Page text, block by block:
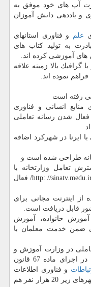
آپ های خود موفق به
و یاددهی دانش آموزان
علم
و فناوری استانهای
به تولید كتاب های
آموزشی كرده اند.
گرافیك بالا زمینه علاقه
نموده اند.
رفته است
انسانی و فناوری
شدن رسانه تعاملی
ایرنا در شهركرد اضافه
طراحی شده است و
تعامل وزارتخانه با
اولیای دانش آموزان، این رسانه به آدرس http: //sinatv.medu.ir/ فعال
از اینترنت مجانی برای
قابل دریافت است.
خانواده، آموزش
ضمن خدمت معلمان با
در وزارت آموزش و
پرورش فراهم و آماده شده و امید است در اجرای ماده 67 قانون
و فناوری اطلاعات
زیرساخت های این رسانه در روستاها و شهرهای زیر 20 هزار نفر هم